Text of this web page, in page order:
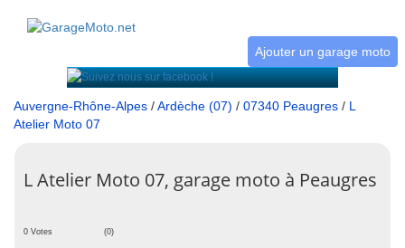
Ajouter un garage moto
Auvergne-Rhône-Alpes /Ardèche (07) / 07340 Peaugres / L
Atelier Moto 07
L Atelier Moto 07, garage moto à Peaugres
0 Votes (0)